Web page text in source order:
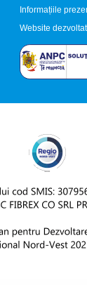
Informațiile
Website